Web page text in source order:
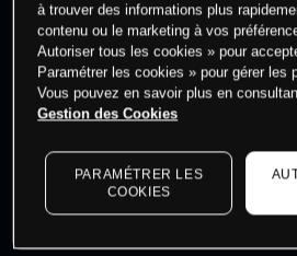
Les prix sont indicatifs.
dernières données du marché.
à trouver des informations plus
contenu ou le marketing à vos
Autoriser tous les cookies » pour
Paramétrer les cookies » pour gérer les
Vous pouvez en savoir plus en
Gestion des Cookies
PARAMÉTRER LES
COOKIES